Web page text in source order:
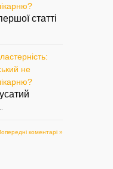
статті
не
коментарі »